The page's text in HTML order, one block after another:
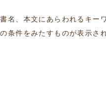
名、本文にあらわれるキー
条件をみたすものが表示さ